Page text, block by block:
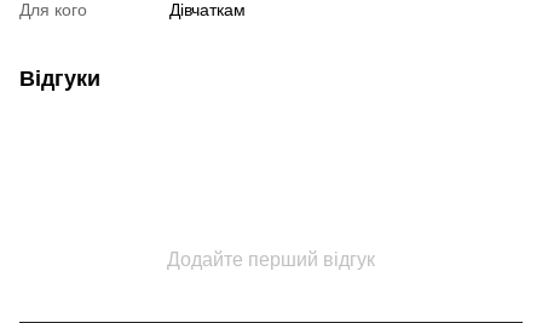
Для кого
Дівчаткам
Відгуки
Додайте перший відгук